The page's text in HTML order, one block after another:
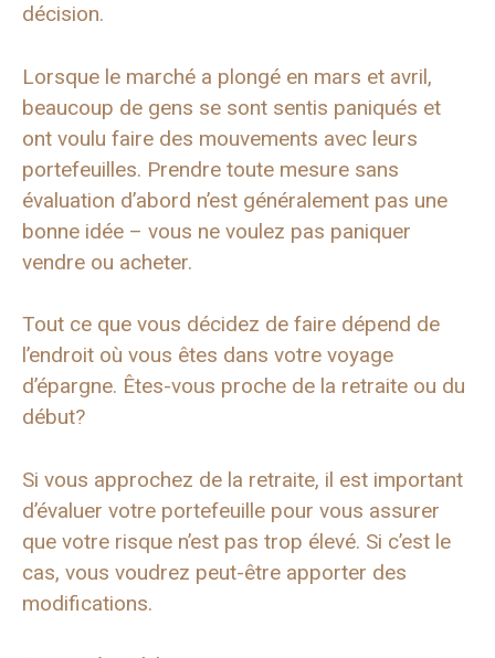
décision.
Lorsque le marché a plongé en mars et avril,
beaucoup de gens se sont sentis paniqués et
ont voulu faire des mouvements avec leurs
portefeuilles. Prendre toute mesure sans
évaluation d’abord n’est généralement pas une
bonne idée – vous ne voulez pas paniquer
vendre ou acheter.
Tout ce que vous décidez de faire dépend de
l’endroit où vous êtes dans votre voyage
d’épargne. Êtes-vous proche de la retraite ou du
début?
Si vous approchez de la retraite, il est important
d’évaluer votre portefeuille pour vous assurer
que votre risque n’est pas trop élevé. Si c’est le
cas, vous voudrez peut-être apporter des
modifications.